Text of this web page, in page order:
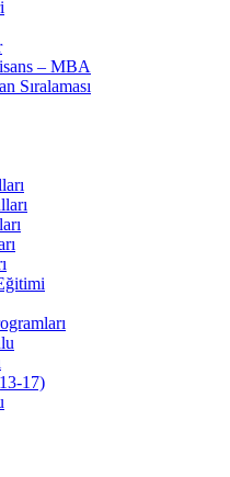
– MBA
Sıralaması
17)